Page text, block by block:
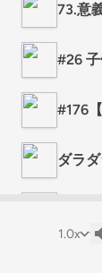
73.意
#26
#176
ダラ